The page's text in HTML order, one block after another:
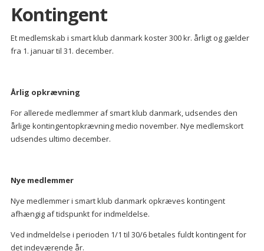
Kontingent
Et medlemskab i smart klub danmark koster 300 kr. årligt og gælder
fra 1. januar til 31. december.
Årlig opkrævning
For allerede medlemmer af smart klub danmark, udsendes den
årlige kontingentopkrævning medio november. Nye medlemskort
udsendes ultimo december.
Nye medlemmer
Nye medlemmer i smart klub danmark opkræves kontingent
afhængig af tidspunkt for indmeldelse.
Ved indmeldelse i perioden 1/1 til 30/6 betales fuldt kontingent for
det indeværende år.